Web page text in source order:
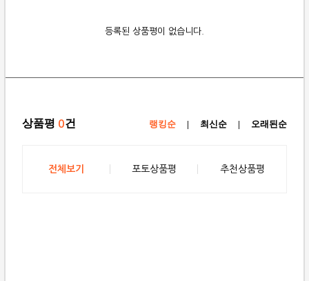
등록된 상품평이 없습니다.
상품평 0건 랭킹순 | 최신순 | 오래된순
전체보기 포토상품평 추천상품평